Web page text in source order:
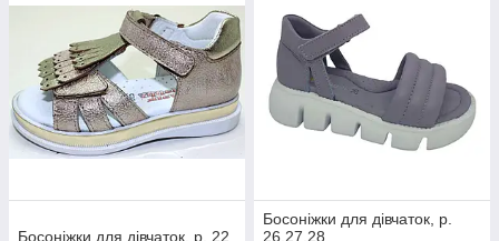
Босоніжки для дівчаток, р. 22
Босоніжки для дівчаток, р.
26,27,28